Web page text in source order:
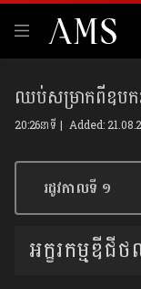
ឈប់សម្រាកពីឧប
20:26នាទី | Added:
រដូវកាលទី​ ១
អក្ខរកម្មឌីជី